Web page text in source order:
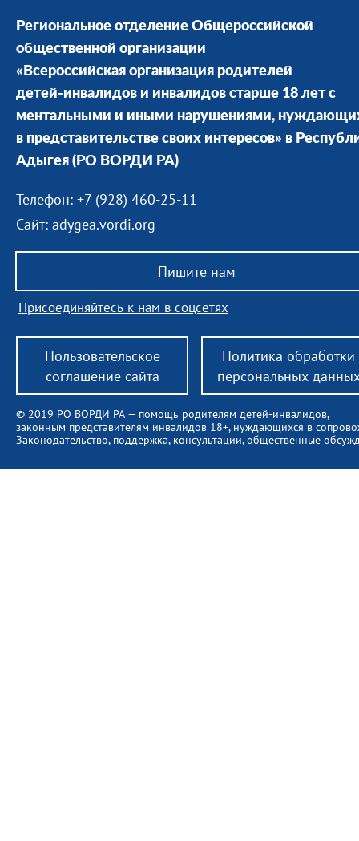
Региональное отделение Общероссийской
общественной организации
«Всероссийская организация родителей
детей-инвалидов и инвалидов старше 18 лет с
ментальными и иными нарушениями,
в представительстве своих интересов» в
Адыгея (РО ВОРДИ РА)
Телефон: +7 (928) 460-25-11
Сайт: adygea.vordi.org
Пишите нам
© 2019 РО ВОРДИ РА — помощь родителям детей-инвалидов,
законным представителям инвалидов 18+, нуждающихся в
Законодательство, поддержка, консультации, общественные
Присоединяйтесь к нам в соцсетях
Пользовательское
соглашение сайта
Политика обработки
персональных